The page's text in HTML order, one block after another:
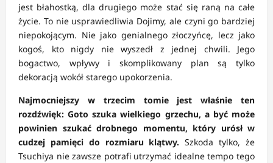
jest błahostką, dla drugiego może stać się raną na całe
życie. To nie usprawiedliwia Dojimy, ale czyni go bardziej
niepokojącym. Nie jako genialnego złoczyńcę, lecz jako
kogoś, kto nigdy nie wyszedł z jednej chwili. Jego
bogactwo, wpływy i skomplikowany plan są tylko
dekoracją wokół starego upokorzenia.
Najmocniejszy w trzecim tomie jest właśnie ten
rozdźwięk: Goto szuka wielkiego grzechu, a być może
powinien szukać drobnego momentu, który urósł w
cudzej pamięci do rozmiaru klątwy.Szkoda tylko, że
Tsuchiya nie zawsze potrafi utrzymać idealne tempo tego